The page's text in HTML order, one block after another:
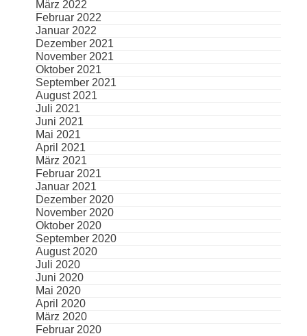
März 2022
Februar 2022
Januar 2022
Dezember 2021
November 2021
Oktober 2021
September 2021
August 2021
Juli 2021
Juni 2021
Mai 2021
April 2021
März 2021
Februar 2021
Januar 2021
Dezember 2020
November 2020
Oktober 2020
September 2020
August 2020
Juli 2020
Juni 2020
Mai 2020
April 2020
März 2020
Februar 2020